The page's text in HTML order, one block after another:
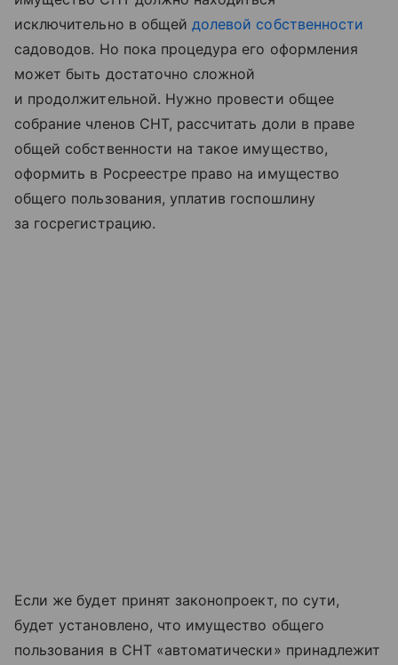
исключительно в общейдолевой собственности
садоводов. Но пока процедура его оформления
может быть достаточно сложной
и продолжительной. Нужно провести общее
собрание членов СНТ, рассчитать доли в праве
общей собственности на такое имущество,
оформить в Росреестре право на имущество
общего пользования, уплатив госпошлину
за госрегистрацию.
Если же будет принят законопроект, по сути,
будет установлено, что имущество общего
пользования в СНТ «автоматически» принадлежит